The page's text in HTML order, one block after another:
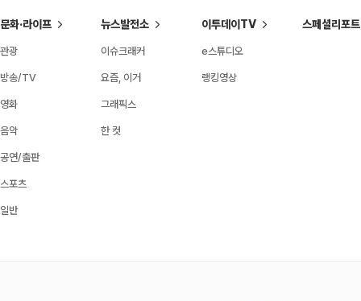
문화·라이프
관광
방송/TV
영화
음악
공연/출판
스포츠
일반
뉴스발전소
이슈크래커
요즘, 이거
그래픽스
한 컷
이투데이TV
e스튜디오
랭킹영상
스페셜리포트